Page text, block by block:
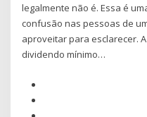
legalmente não é. Essa é
confusão nas pessoas de
aproveitar para esclarecer.
dividendo mínimo…